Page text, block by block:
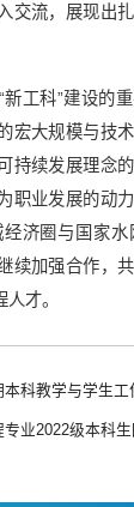
交流，展现出
工科”建设的
宏大规模与技
持续发展理念
职业发展的动
济圈与国家
续加强合作，
才。
本科教学与学生
业2022级本科